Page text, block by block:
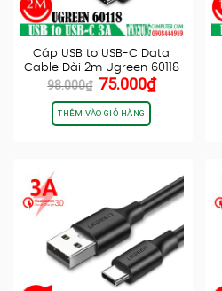
Cáp USB to USB-C Data
Cable Dài 2m Ugreen 60118
98.000₫ Giá
gốc
là:
98.000₫.
75.000₫Giá
THÊM VÀO GIỎ HÀNG